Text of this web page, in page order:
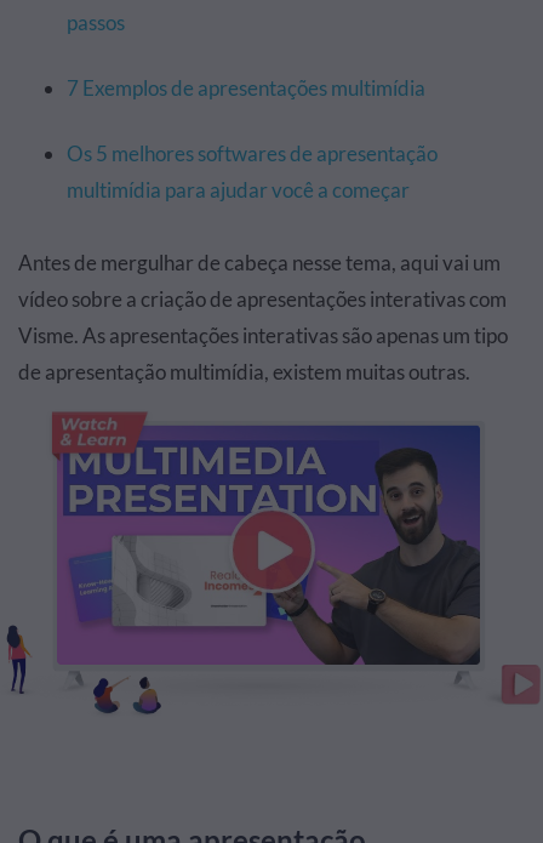
passos
7 Exemplos de apresentações multimídia
Os 5 melhores softwares de apresentação
multimídia para ajudar você a começar
Antes de mergulhar de cabeça nesse tema, aqui vai um
vídeo sobre a criação de apresentações interativas com
Visme. As apresentações interativas são apenas um tipo
de apresentação multimídia, existem muitas outras.